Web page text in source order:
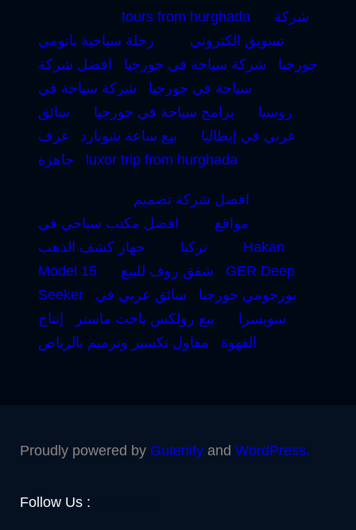
tours from hurghada
شركة
تسويق الكتروني
رحلة سياحية باتومي
جورجيا
شركة سياحة في جورجيا
افضل شركة
سياحة في جورجيا
شركة سياحة في
روسيا
برامج سياحة في جورجيا
سائق
عربي في إيطاليا
بيع ساعة شوبارد
غرف
جاهزة
luxor trip from hurghada
افضل شركة تصميم
مواقع
افضل مكتب سياحي في
تركيا
جهاز كشف الذهب
Hakan
Model 15
شقق روف للبيع
GER Deep
Seeker
بورجومي جورجيا
سائق عربي في
سويسرا
بيع رولكس ياخت ماستر
إنتاج
القهوة
مقاول تكسير وترميم بالرياض
Proudly powered by Gutenify and WordPress.
Follow Us :